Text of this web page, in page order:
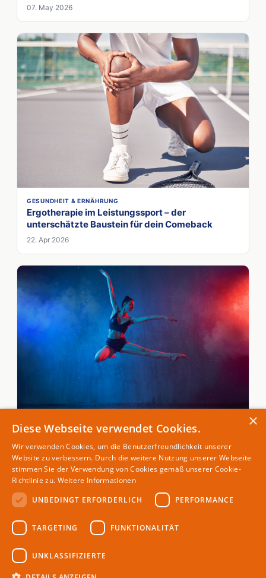
07. May 2026
GESUNDHEIT & ERNÄHRUNG
Ergotherapie im Leistungssport – der
unterschätzte Baustein für dein Comeback
22. Apr 2026
GESUNDHEIT & ERNÄHRUNG
Optimale Fußarbeit: Neuroathletik-Übungen für
präzise Bewegungsabläufe im Tanzsport
14. Apr 2026
Magazin für Spitzensportler
×
Diese Webseite verwendet Cookies.
Wir verwenden Cookies, um die Benutzerfreundlichkeit unserer
Website zu verbessern. Durch die weitere Nutzung unserer Webseite
stimmen Sie der Verwendung von Cookies gemäß unserer Cookie-
Richtlinie zu. Weitere Informationen
UNBEDINGT ERFORDERLICH
PERFORMANCE
TARGETING FUNKTIONALITÄT
UNKLASSIFIZIERTE